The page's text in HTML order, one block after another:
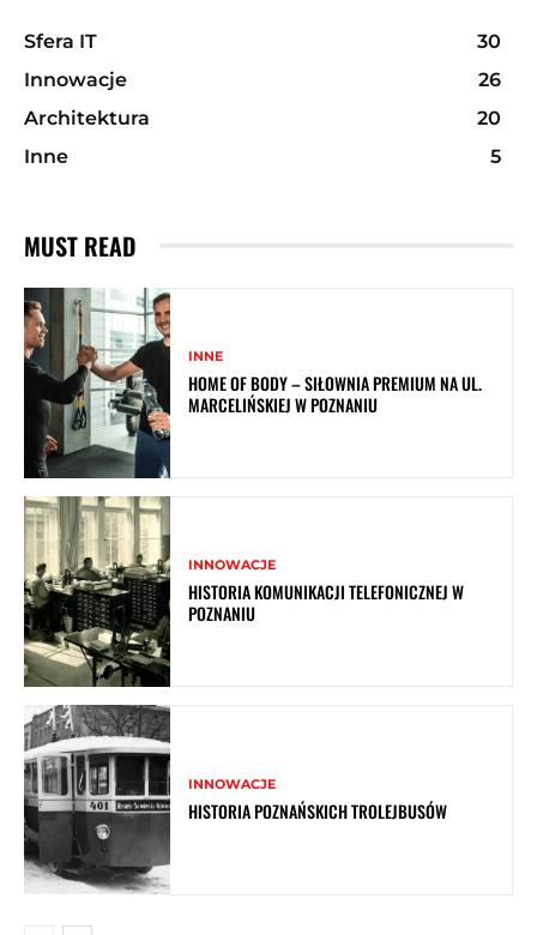
Sfera IT
30
Innowacje
26
Architektura
20
Inne
5
MUST READ
INNE
HOME OF BODY – SIŁOWNIA PREMIUM NA UL.
MARCELIŃSKIEJ W POZNANIU
INNOWACJE
HISTORIA KOMUNIKACJI TELEFONICZNEJ W
POZNANIU
INNOWACJE
HISTORIA POZNAŃSKICH TROLEJBUSÓW